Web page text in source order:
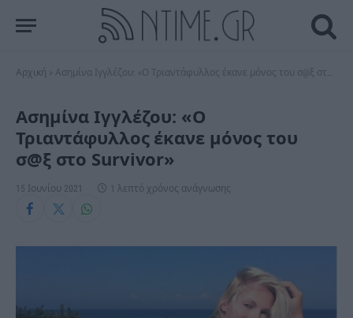
Αρχική Ασημίνα Ιγγλέζου: «Ο Τριαντάφυλλος έκανε μόνος του σ@ξ στο Survivor»
Ασημίνα Ιγγλέζου: «Ο
Τριαντάφυλλος έκανε μόνος του
σ@ξ στο Survivor»
15 Ιουνίου 2021 1 λεπτό χρόνος ανάγνωσης